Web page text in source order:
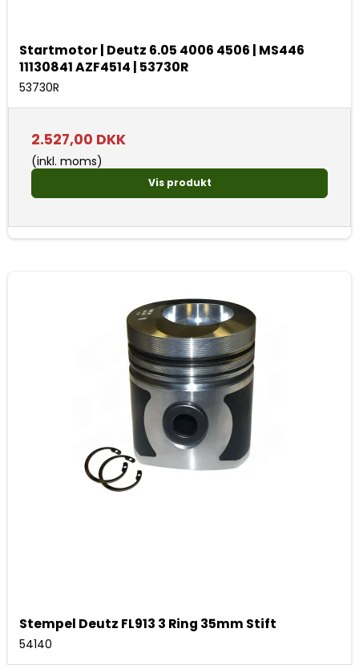
Startmotor | Deutz 6.05 4006 4506 | MS446
11130841 AZF4514 | 53730R
53730R
2.527,00 DKK
(inkl. moms)
Vis produkt
Stempel Deutz FL913 3 Ring 35mm Stift
54140